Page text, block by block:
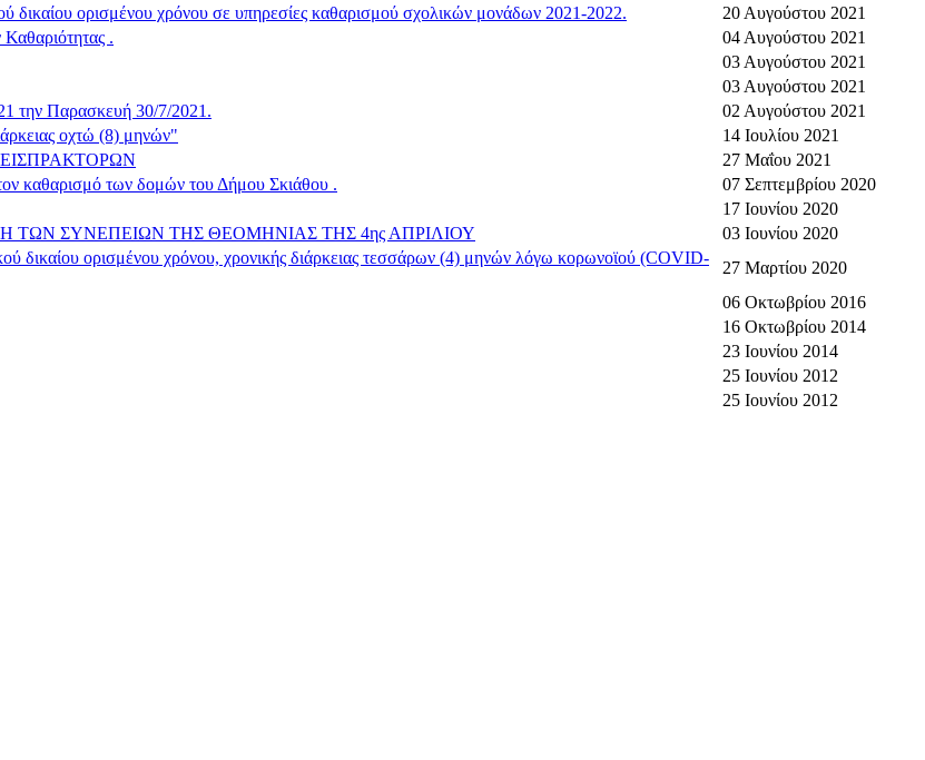
δικαίου ορισμένου χρόνου σε υπηρεσίες καθαρισμού σχολικών μονάδων 2021-2022.
20 Αυγούστου 2021
.
04 Αυγούστου 2021
03 Αυγούστου 2021
03 Αυγούστου 2021
την Παρασκευή 30/7/2021.
02 Αυγούστου 2021
οχτώ (8) μηνών"
14 Ιουλίου 2021
27 Μαΐου 2021
καθαρισμό των δομών του Δήμου Σκιάθου .
07 Σεπτεμβρίου 2020
17 Ιουνίου 2020
ΤΩΝ ΣΥΝΕΠΕΙΩΝ ΤΗΣ ΘΕΟΜΗΝΙΑΣ ΤΗΣ 4ης ΑΠΡΙΛΙΟΥ
03 Ιουνίου 2020
ορισμένου χρόνου, χρονικής διάρκειας τεσσάρων (4) μηνών λόγω κορωνοϊού (COVID-
27 Μαρτίου 2020
06 Οκτωβρίου 2016
16 Οκτωβρίου 2014
23 Ιουνίου 2014
25 Ιουνίου 2012
25 Ιουνίου 2012